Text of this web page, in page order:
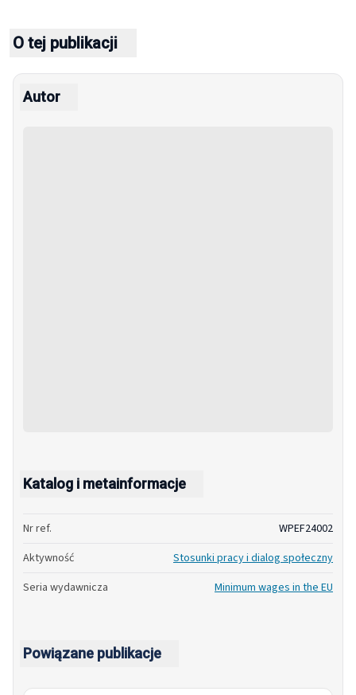
O tej publikacji
Autor
Katalog i metainformacje
Nr ref.
WPEF24002
Aktywność
Stosunki pracy i dialog społeczny
Seria wydawnicza
Minimum wages in the EU
Powiązane publikacje